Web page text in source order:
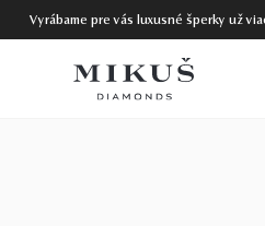
Vyrábame pre vás luxusné šperky už